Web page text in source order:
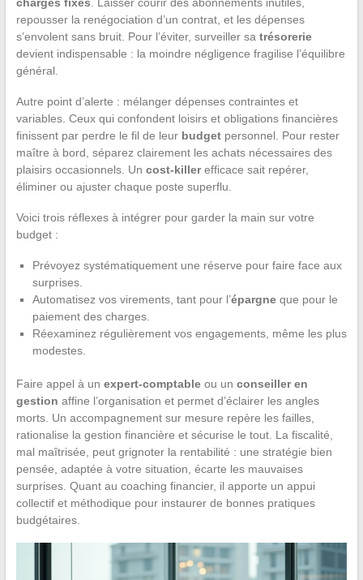
repousser la renégociation d’un contrat, et les dépenses
s’envolent sans bruit. Pour l’éviter, surveiller sa trésorerie
devient indispensable : la moindre négligence fragilise l’équilibre
général.
Autre point d’alerte : mélanger dépenses contraintes et
variables. Ceux qui confondent loisirs et obligations financières
finissent par perdre le fil de leur budgetpersonnel. Pour rester
maître à bord, séparez clairement les achats nécessaires des
plaisirs occasionnels. Un cost-killerefficace sait repérer,
éliminer ou ajuster chaque poste superflu.
Voici trois réflexes à intégrer pour garder la main sur votre
budget :
Prévoyez systématiquement une réserve pour faire face aux
surprises.
Automatisez vos virements, tant pour l’épargneque pour le
paiement des charges.
Réexaminez régulièrement vos engagements, même les plus
modestes.
Faire appel à un expert-comptableou un conseiller en
gestion affine l’organisation et permet d’éclairer les angles
morts. Un accompagnement sur mesure repère les failles,
rationalise la gestion financière et sécurise le tout. La fiscalité,
mal maîtrisée, peut grignoter la rentabilité : une stratégie bien
pensée, adaptée à votre situation, écarte les mauvaises
surprises. Quant au coaching financier, il apporte un appui
collectif et méthodique pour instaurer de bonnes pratiques
budgétaires.